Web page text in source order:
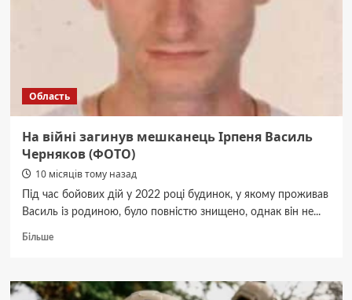
Область
На війні загинув мешканець Ірпеня Василь
Черняков (ФОТО)
10 місяців тому назад
Під час бойових дій у 2022 році будинок, у якому проживав
Василь із родиною, було повністю знищено, однак він не...
БільшеДокладніше
війні
загинув